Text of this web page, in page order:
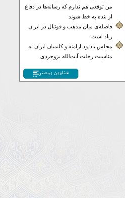
من توقعی هم ندارم که رسانه‌ها در دفاع
از بنده به خط شوند
فاصله‌ی میان مذهب و فوتبال در ایران
زیاد است
مجلس یادبود ارامنه و کلیمیان ایران به
مناسبت رحلت آیت‌الله بروجردی
عناوین بیشتر